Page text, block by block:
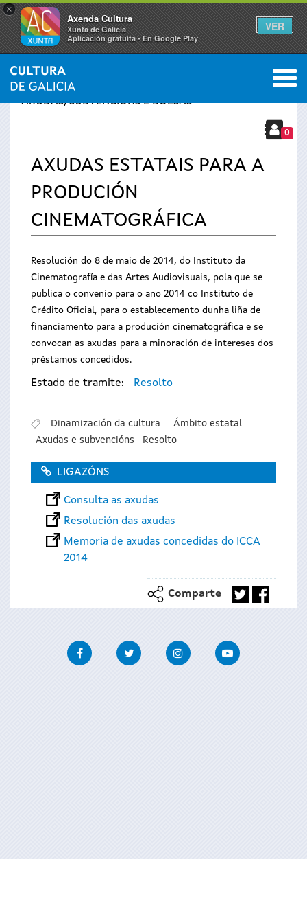
×
Axenda Cultura
Xunta de Galicia
Aplicación gratuíta - En Google Play
VER
Vostede
aquí
INICIO › SERVIZOS
AXUDAS, SUBVENCIÓNS E BOLSAS
0
AXUDAS ESTATAIS PARA A
PRODUCIÓN
CINEMATOGRÁFICA
Resolución do 8 de maio de 2014, do Instituto da
Cinematografía e das Artes Audiovisuais, pola que se
publica o convenio para o ano 2014 co Instituto de
Crédito Oficial, para o establecemento dunha liña de
financiamento para a produción cinematográfica e se
convocan as axudas para a minoración de intereses dos
préstamos concedidos.
Estado de tramite: Resolto
Dinamización da cultura
Ámbito estatal
Axudas e subvencións
Resolto
LIGAZÓNS
Consulta as axudas
Resolución das axudas
Memoria de axudas concedidas do ICCA
2014
Comparte
FacebookTwitter InstagramYoutube